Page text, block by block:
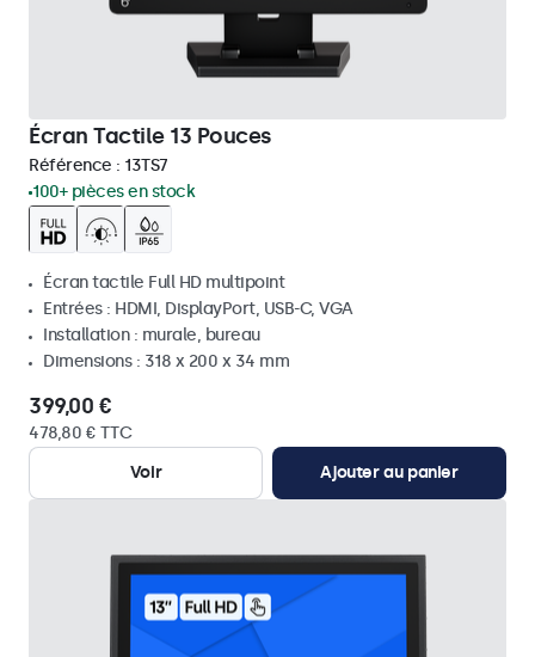
Écran Tactile 13 Pouces
Référence : 13TS7
100+ pièces en stock
Écran tactile Full HD multipoint
Entrées : HDMI, DisplayPort, USB-C, VGA
Installation : murale, bureau
Dimensions : 318 x 200 x 34 mm
399,00 €
478,80 € TTC
Voir
Ajouter au panier